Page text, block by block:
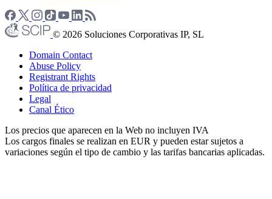
© 2026 Soluciones Corporativas IP, SL
Domain Contact
Abuse Policy
Registrant Rights
Política de privacidad
Legal
Canal Ético
Los precios que aparecen en la Web no incluyen IVA
Los cargos finales se realizan en EUR y pueden estar sujetos a
variaciones según el tipo de cambio y las tarifas bancarias aplicadas.